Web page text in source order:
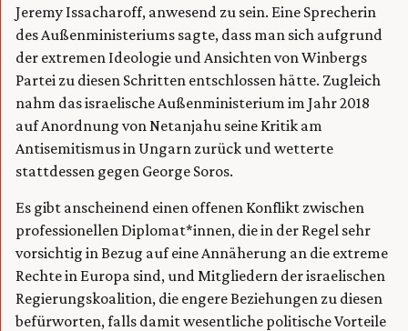
Jeremy Issacharoff, anwesend zu sein. Eine Sprecherin
des Außenministeriums sagte, dass man sich aufgrund
der extremen Ideologie und Ansichten von Winbergs
Partei zu diesen Schritten entschlossen hätte. Zugleich
nahm das israelische Außenministerium im Jahr 2018
auf Anordnung von Netanjahu seine Kritik am
Antisemitismus in Ungarn zurück und wetterte
stattdessen gegen George Soros.
Es gibt anscheinend einen offenen Konflikt zwischen
professionellen Diplomat*innen, die in der Regel sehr
vorsichtig in Bezug auf eine Annäherung an die extreme
Rechte in Europa sind, und Mitgliedern der israelischen
Regierungskoalition, die engere Beziehungen zu diesen
befürworten, falls damit wesentliche politische Vorteile